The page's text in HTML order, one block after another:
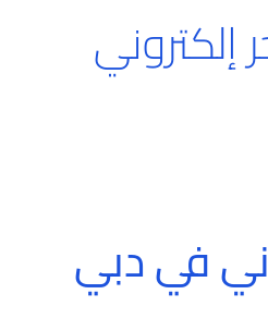
في دبي